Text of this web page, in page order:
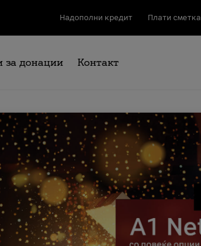
Надополни кредит Плати сметка
за донации Контакт